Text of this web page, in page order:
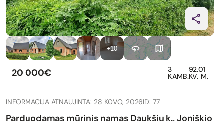
+10
20 000€ 3
KAMB.
92.01
KV. M.
INFORMACIJA ATNAUJINTA: 28 KOVO, 2026ID: 77
Parduodamas mūrinis namas Daukšių k., Joniškio